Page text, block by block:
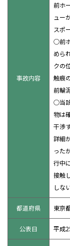
事故内容
前ホ
ュー
スポ
○前
めら
クの
触痕
前輪
○当
物は
干渉
詳細
った
行中
接触
しな
都道府県 東京
公表日 平成